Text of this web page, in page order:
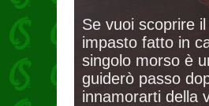
Se vuoi scoprire
impasto fatto in
singolo morso è
guiderò passo
innamorarti della